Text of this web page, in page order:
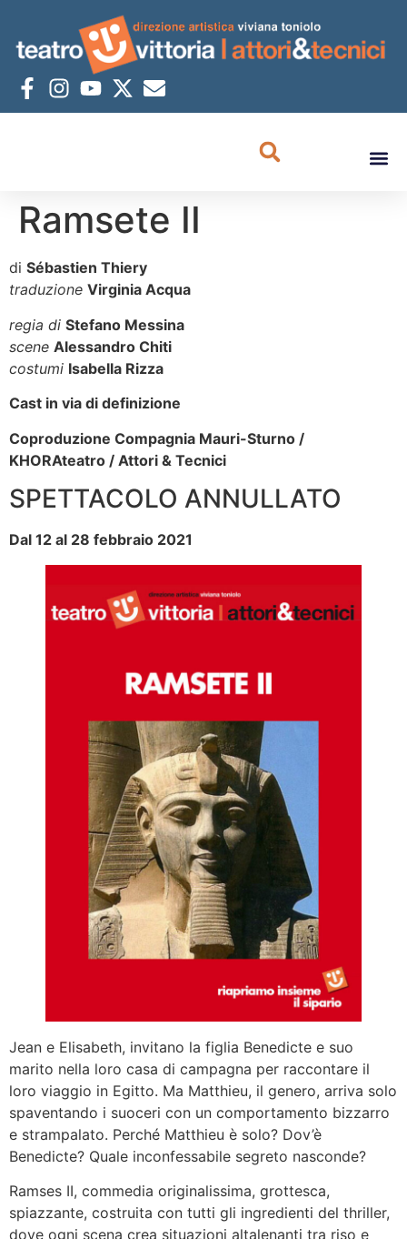
Ramsete II
di Sébastien Thiery
traduzione Virginia Acqua
regia di Stefano Messina
scene Alessandro Chiti
costumi Isabella Rizza
Cast in via di definizione
Coproduzione Compagnia Mauri-Sturno /
KHORAteatro / Attori & Tecnici
SPETTACOLO ANNULLATO
Dal 12 al 28 febbraio 2021
Jean e Elisabeth, invitano la figlia Benedicte e suo
marito nella loro casa di campagna per raccontare il
loro viaggio in Egitto. Ma Matthieu, il genero, arriva solo
spaventando i suoceri con un comportamento bizzarro
e strampalato. Perché Matthieu è solo? Dov’è
Benedicte? Quale inconfessabile segreto nasconde?
Ramses II, commedia originalissima, grottesca,
spiazzante, costruita con tutti gli ingredienti del thriller,
dove ogni scena crea situazioni altalenanti tra riso e